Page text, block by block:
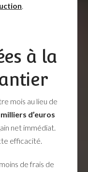
.
à la
mois au lieu de
d’euros
net immédiat.
efficacité.
de frais de